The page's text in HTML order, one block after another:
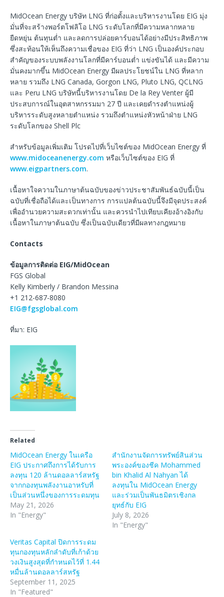
MidOcean Energy บริษัท LNG ที่ก่อตั้งและบริหารงานโดย EIG มุ่ง
มั่นที่จะสร้างพอร์ตโฟลิโอ LNG ระดับโลกที่มีความหลากหลาย
ยืดหยุ่น ต้นทุนต่ำ และลดการปล่อยคาร์บอนได้อย่างมีประสิทธิภาพ
ซึ่งสะท้อนให้เห็นถึงความเชื่อของ EIG ที่ว่า LNG เป็นองค์ประกอบ
สำคัญของระบบพลังงานโลกที่มีคาร์บอนต่ำ แข่งขันได้ และมีความ
มั่นคงมากขึ้น MidOcean Energy มีผลประโยชน์ใน LNG ที่หลาก
หลาย รวมถึง LNG Canada, Gorgon LNG, Pluto LNG, QCLNG
และ Peru LNG บริษัทนี้บริหารงานโดย De la Rey Venter ผู้มี
ประสบการณ์ในอุตสาหกรรมมา 27 ปี และเคยดำรงตำแหน่งผู้
บริหารระดับสูงหลายตำแหน่ง รวมถึงตำแหน่งหัวหน้าฝ่าย LNG
ระดับโลกของ Shell Plc
สำหรับข้อมูลเพิ่มเติม โปรดไปที่เว็บไซต์ของ MidOcean Energy ที่
www.midoceanenergy.com หรือเว็บไซต์ของ EIG ที่
www.eigpartners.com.
เนื้อหาใจความในภาษาต้นฉบับของข่าวประชาสัมพันธ์ฉบับนี้เป็น
ฉบับที่เชื่อถือได้และเป็นทางการ การแปลต้นฉบับนี้จึงมีจุดประสงค์
เพื่ออำนวยความสะดวกเท่านั้น และควรนำไปเทียบเคียงอ้างอิงกับ
เนื้อหาในภาษาต้นฉบับ ซึ่งเป็นฉบับเดียวที่มีผลทางกฎหมาย
Contacts
ข้อมูลการติดต่อ EIG/MidOcean
FGS Global
Kelly Kimberly / Brandon Messina
+1 212-687-8080
EIG@fgsglobal.com
ที่มา: EIG
Related
MidOcean Energy ในเครือ
EIG ประกาศถึงการได้รับการ
ลงทุน 120 ล้านดอลลาร์สหรัฐ
จากกองทุนพลังงานอาหรับที่
เป็นส่วนหนึ่งของการระดมทุน
May 21, 2026
In "Energy"
สำนักงานจัดการทรัพย์สินส่วน
พระองค์ของชีค Mohammed
bin Khalid Al Nahyan ได้
ลงทุนใน MidOcean Energy
และร่วมเป็นพันธมิตรเชิงกล
ยุทธ์กับ EIG
July 8, 2026
In "Energy"
Veritas Capital ปิดการระดม
ทุนกองทุนหลักลำดับที่เก้าด้วย
วงเงินสูงสุดที่กำหนดไว้ที่ 1.44
หมื่นล้านดอลลาร์สหรัฐ
September 11, 2025
In "Featured"